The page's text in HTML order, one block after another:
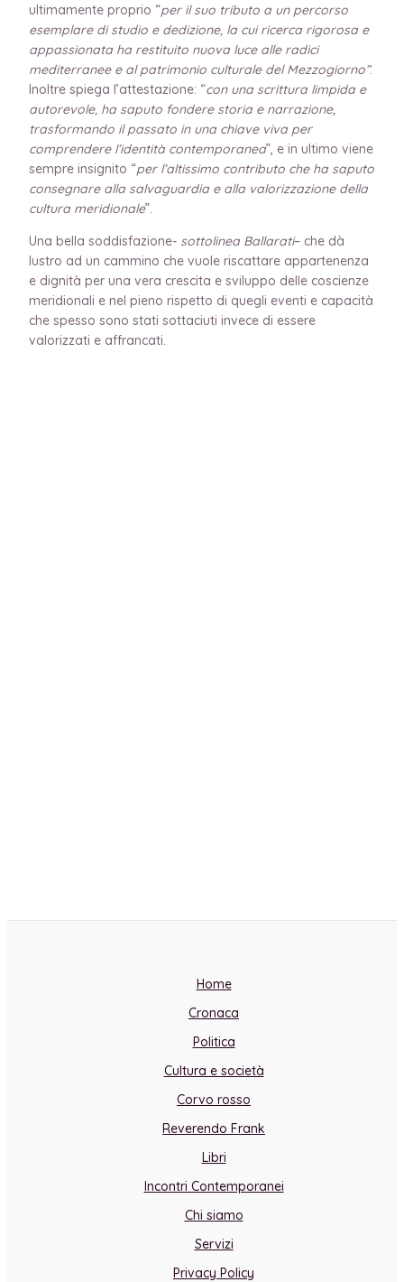
ultimamente proprio “per il suo tributo a un percorso
esemplare di studio e dedizione, la cui ricerca rigorosa e
appassionata ha restituito nuova luce alle radici
mediterranee e al patrimonio culturale del Mezzogiorno”.
Inoltre spiega l’attestazione: “con una scrittura limpida e
autorevole, ha saputo fondere storia e narrazione,
trasformando il passato in una chiave viva per
comprendere l’identità contemporanea”, e in ultimo viene
sempre insignito “per l’altissimo contributo che ha saputo
consegnare alla salvaguardia e alla valorizzazione della
cultura meridionale”.
Una bella soddisfazione- sottolinea Ballarati– che dà
lustro ad un cammino che vuole riscattare appartenenza
e dignità per una vera crescita e sviluppo delle coscienze
meridionali e nel pieno rispetto di quegli eventi e capacità
che spesso sono stati sottaciuti invece di essere
valorizzati e affrancati.
Home
Cronaca
Politica
Cultura e società
Corvo rosso
Reverendo Frank
Libri
Incontri Contemporanei
Chi siamo
Servizi
Privacy Policy